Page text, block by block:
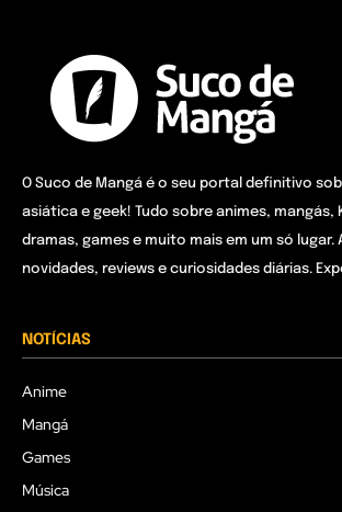
O Suco de Mangá é o seu portal definitivo
asiática e geek! Tudo sobre animes, mangás,
dramas, games e muito mais em um só lugar.
novidades, reviews e curiosidades diárias.
NOTÍCIAS
Anime
Mangá
Games
Música